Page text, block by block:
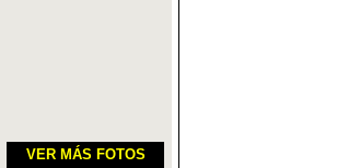
VER MÁS FOTOS